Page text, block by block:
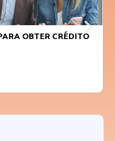
OBTER CRÉDITO